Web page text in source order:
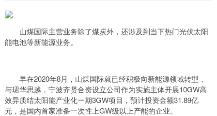
山煤国际主营业务除了煤炭外，还涉及到当下热门光伏太阳
能电池等新能源业务。
早在2020年8月，山煤国际就已经积极向新能源领域转型，
与珺华思越，宁波齐贤合资设立公司作为实施主体开展10GW高
效异质结太阳能产业化一期3GW项目，预计投资金额31.89亿
元，是国内首家准备一次性上GW级以上产能的企业。